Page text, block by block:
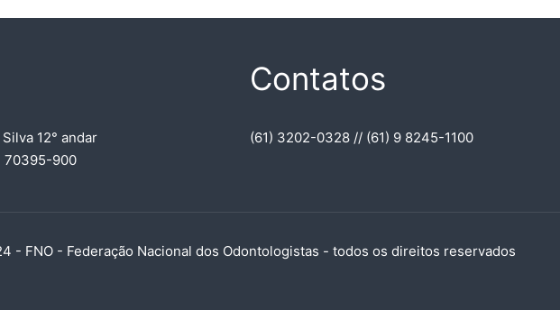
12° andar
70395-900
Contatos
(61) 3202-0328 // (61) 9 8245-1100
- FNO - Federação Nacional dos Odontologistas - todos os direitos reservados